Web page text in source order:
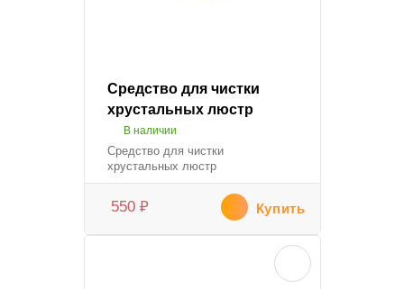
Средство для чистки
хрустальных люстр
В наличии
Средство для чистки
хрустальных люстр
550 ₽ Купить